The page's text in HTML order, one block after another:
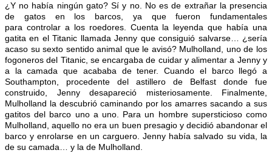
¿Y no había ningún gato? Sí y no. No es de extrañar la presencia
de gatos en los barcos, ya que fueron fundamentales
para controlar a los roedores. Cuenta la leyenda que había una
gatita en el Titanic llamada Jenny que consiguió salvarse… ¿sería
acaso su sexto sentido animal que le avisó? Mulholland, uno de los
fogoneros del Titanic, se encargaba de cuidar y alimentar a Jenny y
a la camada que acababa de tener. Cuando el barco llegó a
Southampton, procedente del astillero de Belfast donde fue
construido, Jenny desapareció misteriosamente. Finalmente,
Mulholland la descubrió caminando por los amarres sacando a sus
gatitos del barco uno a uno. Para un hombre supersticioso como
Mulholland, aquello no era un buen presagio y decidió abandonar el
barco y enrolarse en un carguero. Jenny había salvado su vida, la
de su camada… y la de Mulholland.